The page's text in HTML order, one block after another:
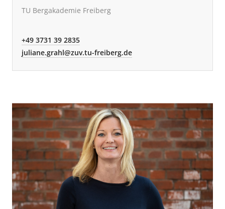
TU Bergakademie Freiberg
+49 3731 39 2835
juliane.grahl@zuv.tu-freiberg.de